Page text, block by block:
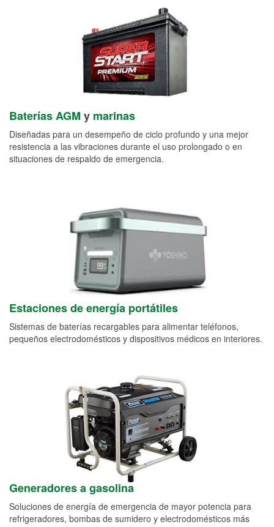
Baterías AGM y marinas
Diseñadas para un desempeño de ciclo profundo y una mejor
resistencia a las vibraciones durante el uso prolongado o en
situaciones de respaldo de emergencia.
Estaciones de energía portátiles
Sistemas de baterías recargables para alimentar teléfonos,
pequeños electrodomésticos y dispositivos médicos en interiores.
Generadores a gasolina
Soluciones de energía de emergencia de mayor potencia para
refrigeradores, bombas de sumidero y electrodomésticos más